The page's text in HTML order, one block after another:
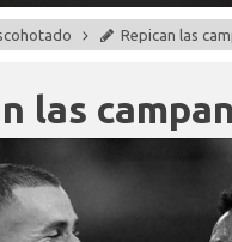
Repican las
las